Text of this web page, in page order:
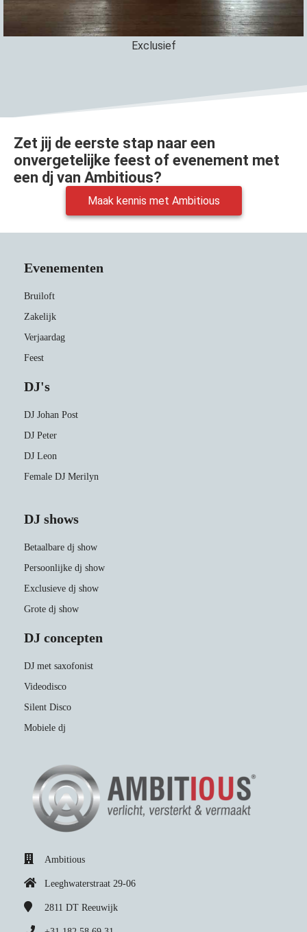
Exclusief
Zet jij de eerste stap naar een
onvergetelijke feest of evenement met
een dj van Ambitious?
Maak kennis met Ambitious
Evenementen
Bruiloft
Zakelijk
Verjaardag
Feest
DJ's
DJ Johan Post
DJ Peter
DJ Leon
Female DJ Merilyn
DJ shows
Betaalbare dj show
Persoonlijke dj show
Exclusieve dj show
Grote dj show
DJ concepten
DJ met saxofonist
Videodisco
Silent Disco
Mobiele dj
Ambitious
Leeghwaterstraat 29-06
2811 DT Reeuwijk